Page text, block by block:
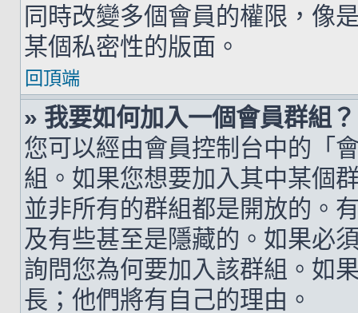
同時改變多個會員的權限，像
某個私密性的版面。
回頂端
» 我要如何加入一個會員群組？
您可以經由會員控制台中的「
組。如果您想要加入其中某個
並非所有的群組都是開放的。
及有些甚至是隱藏的。如果必
詢問您為何要加入該群組。如
長；他們將有自己的理由。